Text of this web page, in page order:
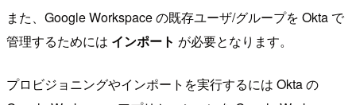
また、Google Workspace の既存ユーザ/グループを Okta で
管理するためには インポート が必要となります。
プロビジョニングやインポートを実行するには Okta の